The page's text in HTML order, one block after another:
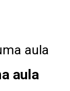
aula
aula